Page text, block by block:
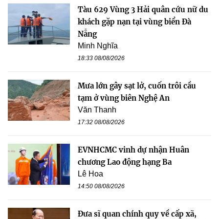
Tàu 629 Vùng 3 Hải quân cứu nữ du
khách gặp nạn tại vùng biển Đà
Nẵng
Minh Nghĩa
18:33 08/08/2026
Mưa lớn gây sạt lở, cuốn trôi cầu
tạm ở vùng biên Nghệ An
Văn Thanh
17:32 08/08/2026
EVNHCMC vinh dự nhận Huân
chương Lao động hạng Ba
Lê Hoa
14:50 08/08/2026
Đưa sĩ quan chính quy về cấp xã,